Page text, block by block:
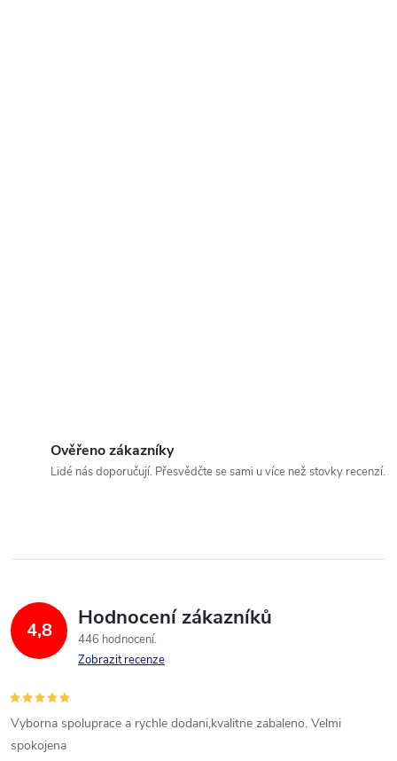
Ověřeno zákazníky
Lidé nás doporučují. Přesvědčte se sami u více než stovky recenzí.
4,8 Hodnocení zákazníků
446 hodnocení
Zobrazit recenze
Vyborna spoluprace a rychle dodani,kvalitne zabaleno. Velmi
spokojena